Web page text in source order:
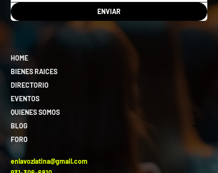
ENVIAR
HOME
BIENES RAICES
DIRECTORIO
EVENTOS
QUIENES SOMOS
BLOG
FORO
enlavozlatina@gmail.com